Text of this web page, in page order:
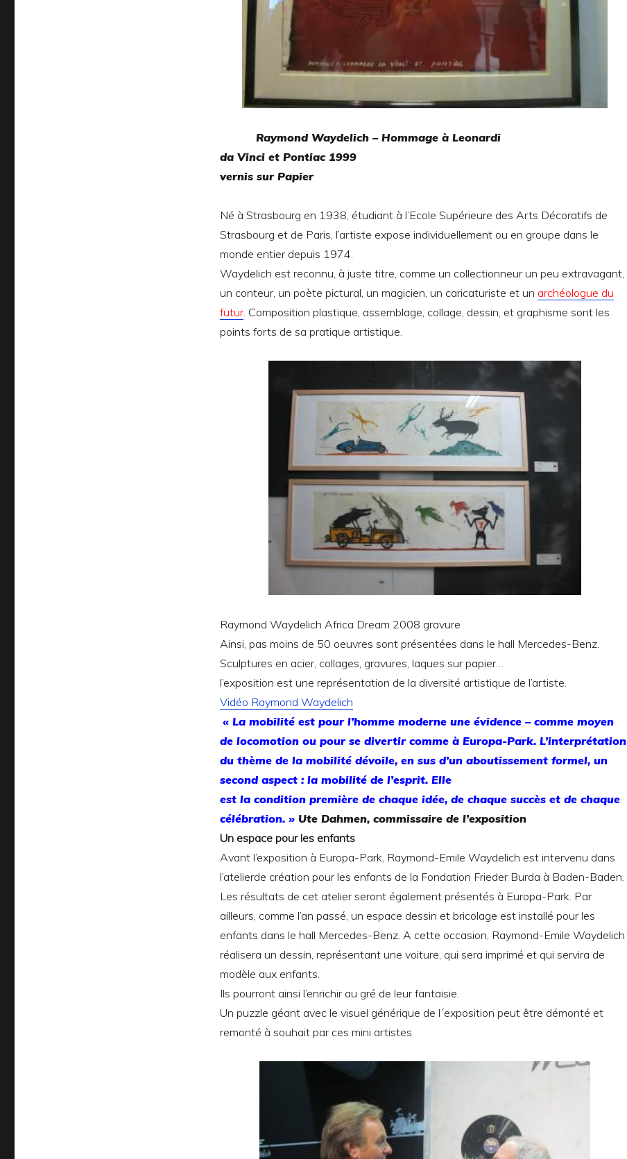
Raymond Waydelich – Hommage à Leonardi
da Vinciet Pontiac1999
vernis sur Papier
Né à Strasbourg en 1938, étudiant à l’Ecole Supérieure des Arts Décoratifs de
Strasbourg et de Paris, l’artiste expose individuellement ou en groupe dans le
monde entier depuis 1974.
Waydelich est reconnu, à juste titre, comme un collectionneur un peu extravagant,
un conteur, un poète pictural, un magicien, un caricaturiste et un archéologue du
futur. Composition plastique, assemblage, collage, dessin, et graphisme sont les
points forts de sa pratique artistique.
Raymond Waydelich Africa Dream 2008 gravure
Ainsi, pas moins de 50 oeuvres sont présentées dans le hall Mercedes-Benz.
Sculptures en acier, collages, gravures, laques sur papier…
l’exposition est une représentation de la diversité artistique de l’artiste.
Vidéo Raymond Waydelich
« La mobilité est pour l’homme moderne une évidence – comme moyen
de locomotion ou pour se divertir comme à Europa-Park. L’interprétation
du thème de la mobilité dévoile, en sus d’un aboutissement formel, un
second aspect : la mobilité de l’esprit. Elle
est la condition première de chaque idée, de chaque succès et de chaque
célébration. »Ute Dahmen, commissaire de l’exposition
Un espace pour les enfants
Avant l’exposition à Europa-Park, Raymond-Emile Waydelich est intervenu dans
l’atelierde création pour les enfants de la Fondation Frieder Burda à Baden-Baden.
Les résultats de cet atelier seront également présentés à Europa-Park. Par
ailleurs, comme l’an passé, un espace dessin et bricolage est installé pour les
enfants dans le hall Mercedes-Benz. A cette occasion, Raymond-Emile Waydelich
réalisera un dessin, représentant une voiture, qui sera imprimé et qui servira de
modèle aux enfants.
Ils pourront ainsi l’enrichir au gré de leur fantaisie.
Un puzzle géant avec le visuel générique de l´exposition peut être démonté et
remonté à souhait par ces mini artistes.